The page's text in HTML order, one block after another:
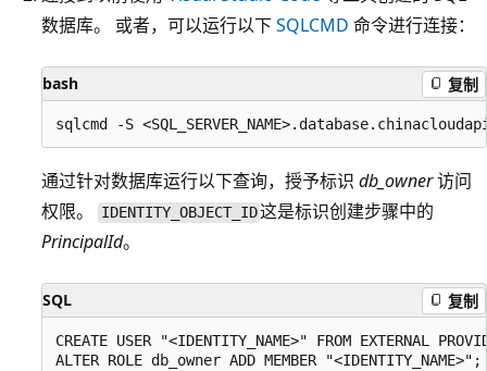
数据库。 或者，可以运行以下SQLCMD 命令进行连接：
bash 复制
通过针对数据库运行以下查询，授予标识 db_owner访问
权限。
IDENTITY_OBJECT_ID这是标识创建步骤中的
PrincipalId。
SQL 复制
CREATE USER "<IDENTITY_NAME>" FROM EXTERNAL
ALTER ROLE db_owner ADD MEMBER "<IDENTITY_NAME>";